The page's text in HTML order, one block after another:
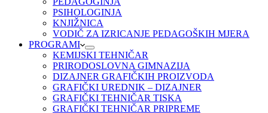
PSIHOLOGINJA
KNJIŽNICA
VODIČ ZA IZRICANJE PEDAGOŠKIH MJERA
PROGRAMI
KEMIJSKI TEHNIČAR
PRIRODOSLOVNA GIMNAZIJA
DIZAJNER GRAFIČKIH PROIZVODA
GRAFIČKI UREDNIK – DIZAJNER
GRAFIČKI TEHNIČAR TISKA
GRAFIČKI TEHNIČAR PRIPREME